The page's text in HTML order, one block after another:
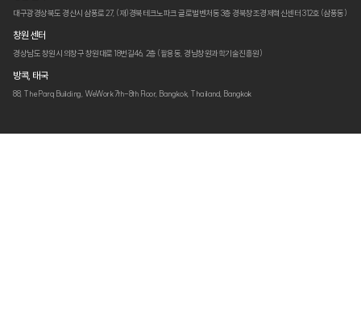
대구광경상북도 경산시 삼풍로 27, (재)경북테크노파크 글로벌벤처동 3층경북창조경제혁신센터 312호 (삼풍동)
창원 센터
경상남도 창원시 의창구 창원대로 18번길46, 2층 (팔용동, 경남창원과학기술진흥원)
방콕, 태국
88, The Parq Building, WeWork 7th-8th Floor, Bangkok, Thailand, Bangkok